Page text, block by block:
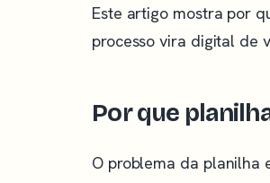
Este artigo mostra por
processo vira digital de
Por que
O problema da planilha